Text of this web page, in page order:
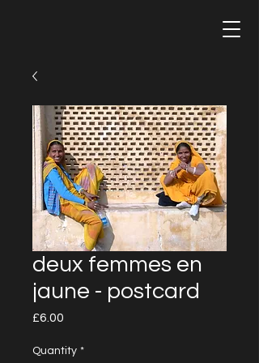
deux femmes en
jaune - postcard
£6.00
Quantity *